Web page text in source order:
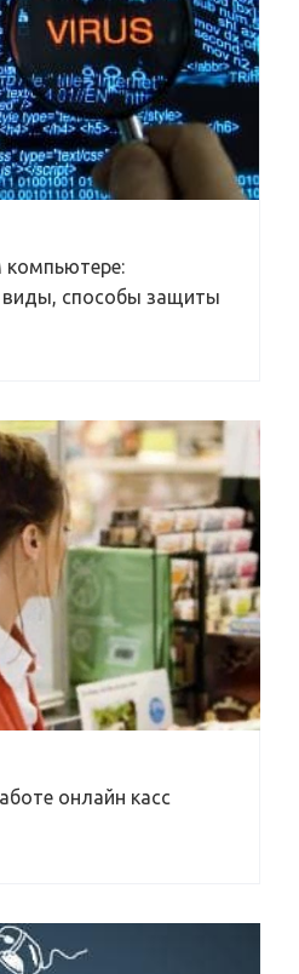
компьютере:
виды, способы защиты
онлайн касс